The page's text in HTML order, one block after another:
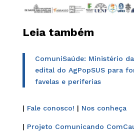
Leia também
ComuniSaúde: Ministério
edital do AgPopSUS para
favelas e periferias
| Fale conosco! | Nos conheça
| Projeto Comunicando